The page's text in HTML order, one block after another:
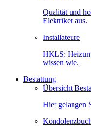
Qualität und
Elektriker aus.
Installateure
HKLS:
wissen wie.
Bestattung
Übersicht
Hier gelangen
Kondolenzbuch